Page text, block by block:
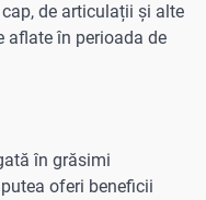
de articulații și alte
aflate în perioada de
în grăsimi
oferi beneficii